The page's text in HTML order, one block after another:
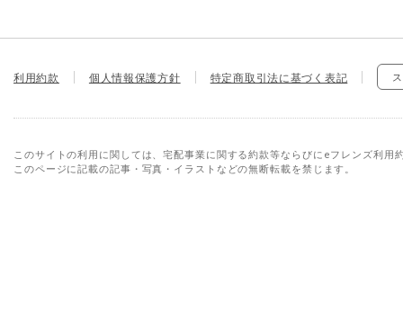
利用約款 個人情報保護方針 特定商取引法に基づく表記
このサイトの利用に関しては、宅配事業に関する約款等ならびにeフレンズ利用
このページに記載の記事・写真・イラストなどの無断転載を禁じます。